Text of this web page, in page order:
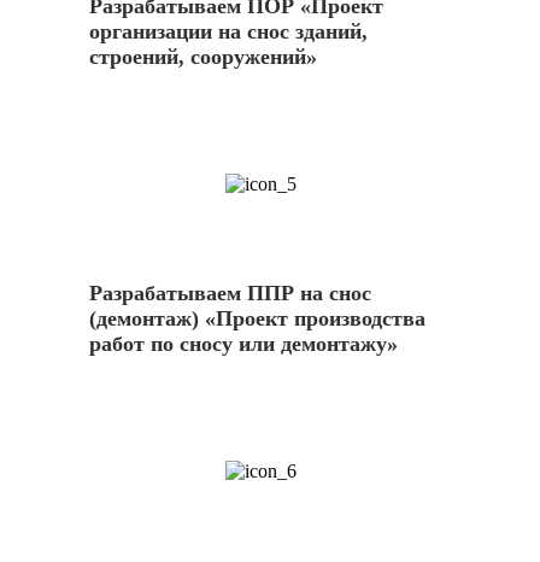
Разрабатываем ПОР «Проект
организации на снос зданий,
строений, сооружений»
Разрабатываем ППР на снос
(демонтаж) «Проект производства
работ по сносу или демонтажу»